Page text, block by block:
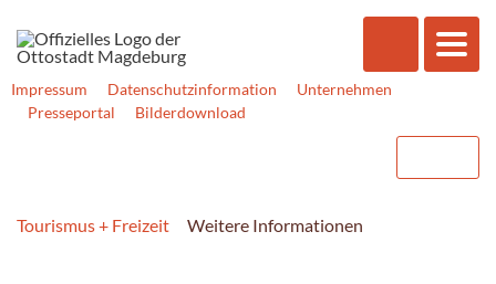
Impressum Datenschutzinformation
Unternehmen
Presseportal
Bilderdownload
Tourismus + Freizeit Weitere Informationen